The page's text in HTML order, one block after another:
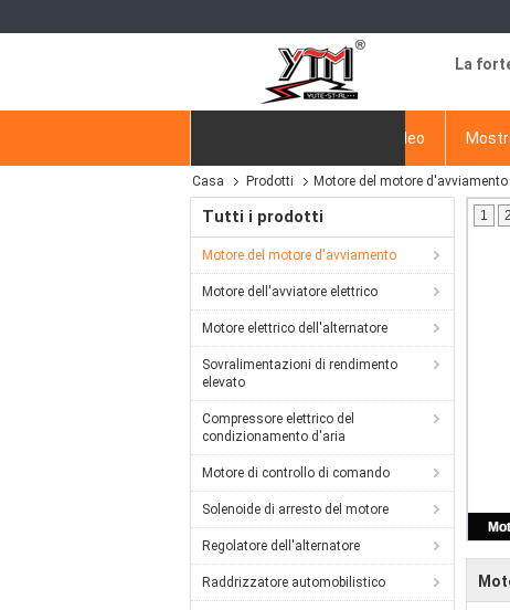
La
video
Richiedere un preventivo
Casa Prodotti Motore del motore d'avviamento
Tutti i prodotti
Motore del motore d'avviamento
Motore dell'avviatore elettrico
Motore elettrico dell'alternatore
Sovralimentazioni di rendimento
elevato
Compressore elettrico del
condizionamento d'aria
Motore di controllo di comando
Solenoide di arresto del motore
Regolatore dell'alternatore
Raddrizzatore automobilistico
1 2